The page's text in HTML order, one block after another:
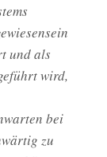
und als
wird,
bei
zu